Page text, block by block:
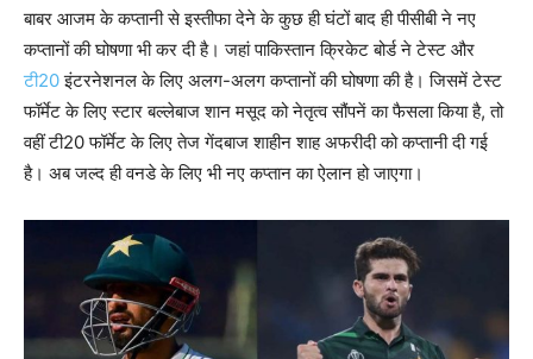
बाबर आजम के कप्तानी से इस्तीफा देने के कुछ ही घंटों बाद ही पीसीबी ने नए
कप्तानों की घोषणा भी कर दी है। जहां पाकिस्तान क्रिकेट बोर्ड ने टेस्ट और
टी20इंटरनेशनल के लिए अलग-अलग कप्तानों की घोषणा की है। जिसमें टेस्ट
फॉर्मेट के लिए स्टार बल्लेबाज शान मसूद को नेतृत्व सौंपनें का फैसला किया है, तो
वहीं टी20 फॉर्मेट के लिए तेज गेंदबाज शाहीन शाह अफरीदी को कप्तानी दी गई
है। अब जल्द ही वनडे के लिए भी नए कप्तान का ऐलान हो जाएगा।